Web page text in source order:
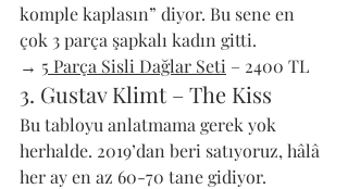
komple kaplasın” diyor. Bu sene en
çok 3 parça şapkalı kadın gitti.
→ 5 Parça Sisli Dağlar Seti – 2400 TL
3. Gustav Klimt – The Kiss
Bu tabloyu anlatmama gerek yok
herhalde. 2019’dan beri satıyoruz, hâlâ
her ay en az 60-70 tane gidiyor.